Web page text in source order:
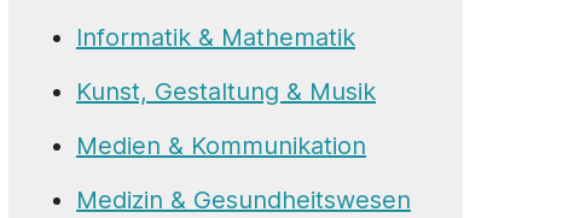
Informatik & Mathematik
Kunst, Gestaltung & Musik
Medien & Kommunikation
Medizin & Gesundheitswesen